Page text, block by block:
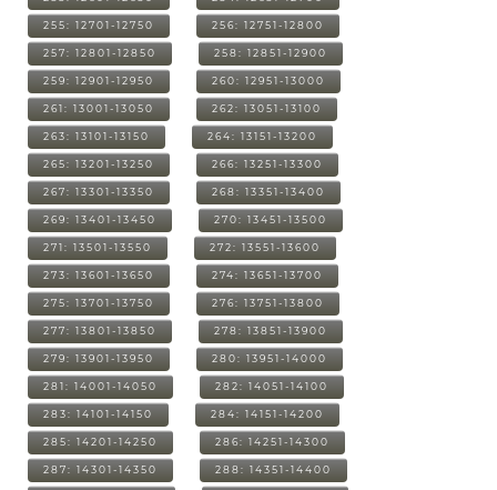
255: 12701-12750 256: 12751-12800
257: 12801-12850 258: 12851-12900
259: 12901-12950 260: 12951-13000
261: 13001-13050 262: 13051-13100
263: 13101-13150 264: 13151-13200
265: 13201-13250 266: 13251-13300
267: 13301-13350 268: 13351-13400
269: 13401-13450 270: 13451-13500
271: 13501-13550 272: 13551-13600
273: 13601-13650 274: 13651-13700
275: 13701-13750 276: 13751-13800
277: 13801-13850 278: 13851-13900
279: 13901-13950 280: 13951-14000
281: 14001-14050 282: 14051-14100
283: 14101-14150 284: 14151-14200
285: 14201-14250 286: 14251-14300
287: 14301-14350 288: 14351-14400